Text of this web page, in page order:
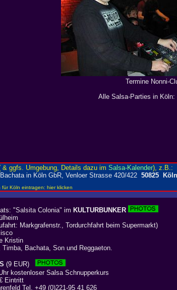
Termine Nonni-
Alle Salsa-Parties in Köln:
"Salsita Colonia" im KULTURBUNKER
Markgrafenstr., Tordurchfahrt beim Supermarkt)
Kristin
Bachata, Son und Reggaeton.
(9 EUR)
kostenloser Salsa Schnupperkurs
Eintritt
Tel. +49 (0)221-95 41 626